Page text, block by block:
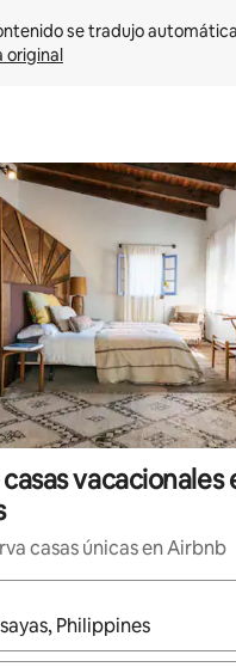
se tradujo
original
vacacionales
casas únicas en Airbnb
estén disponibles,